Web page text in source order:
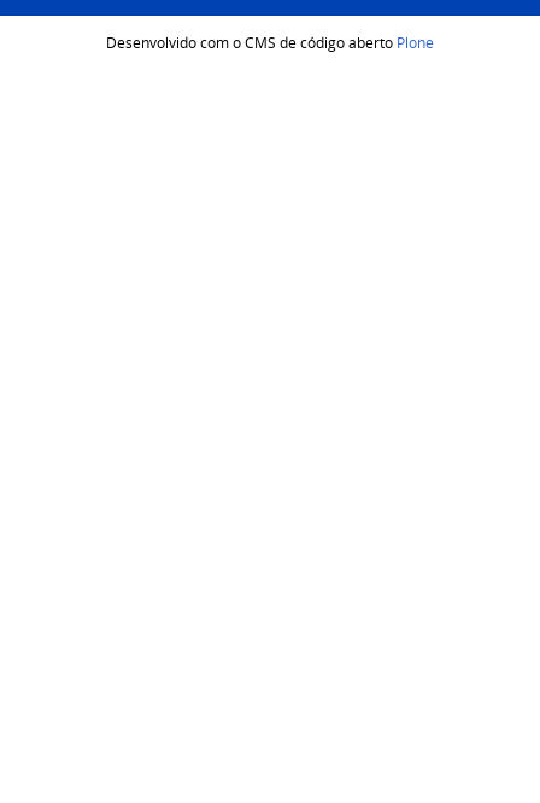
Desenvolvido com o CMS de código aberto Plone